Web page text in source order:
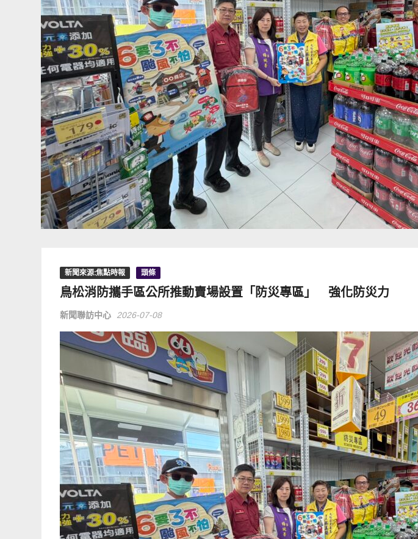
新聞來源:焦點時報 頭條
鳥松消防攜手區公所推動賣場設置「防災專區」 強化防災力
新聞聯訪中心 2026-07-08